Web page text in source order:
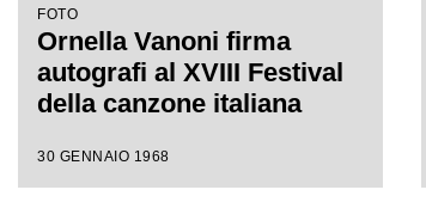
FOTO
Ornella Vanoni firma
autografi al XVIII Festival
della canzone italiana
30 GENNAIO 1968